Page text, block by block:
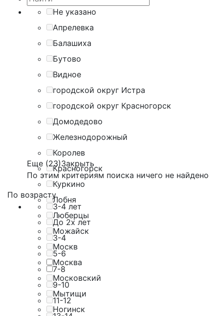
Не указано
Апрелевка
Балашиха
Бутово
Видное
городской округ Истра
городской округ Красногорск
Домодедово
Железнодорожный
Королев
Красногорск
Куркино
Лобня
Люберцы
Можайск
Москв
Москва
Московский
Мытищи
Ногинск
Еще (23)Закрыть
По этим критериям поиска ничего не найдено
По возрасту
3-4 лет
До 2х лет
3-4
5-6
7-8
9-10
11-12